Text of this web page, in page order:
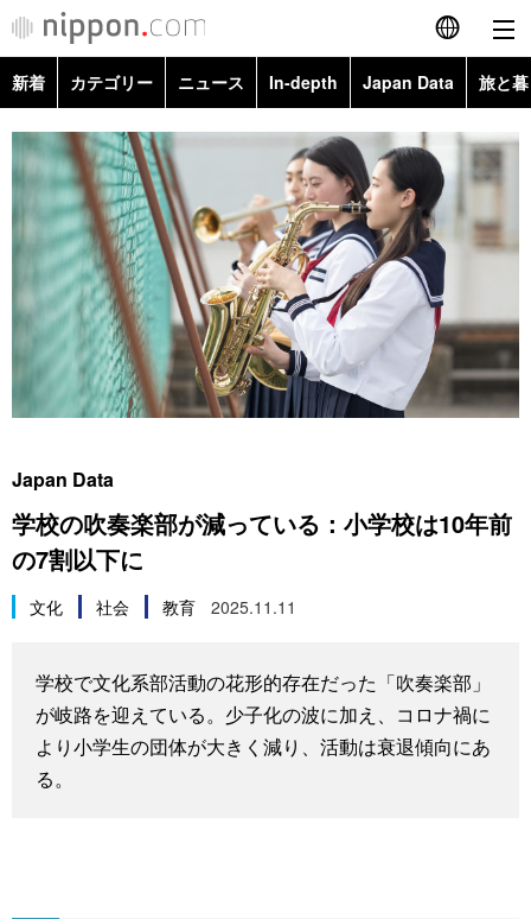
English
简体字
繁體字
Français
Español
العربية
カテゴリー
政治・外交
経済・ビジネス
社会
文化
暮らし
スポーツ・東京2020
ニュース
トップ
In-depth
旅と暮らし
動画/Live
Cinema
Topics
新着 カテゴリー ニュース In-depth Japan Data 旅と
政治・外交
経済・ビジネス
国際・海外
社会
文化
スポーツ・東京2020
Topics
Images
People
東京
お知らせ
Japan Data
学校の吹奏楽部が減っている：小学校は10年前
の7割以下に
文化 社会 教育 2025.11.11
学校で文化系部活動の花形的存在だった「吹奏楽部」
が岐路を迎えている。少子化の波に加え、コロナ禍に
より小学生の団体が大きく減り、活動は衰退傾向にあ
る。